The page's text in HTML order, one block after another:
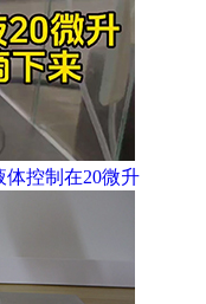
控制在20微升